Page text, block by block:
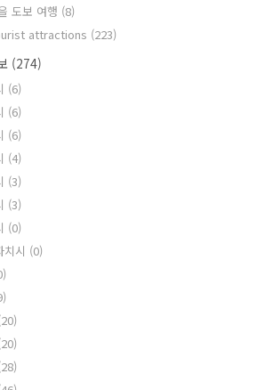
도보 여행 (8)
attractions (223)
(274)
(6)
(6)
(6)
(4)
(3)
(3)
(0)
치시 (0)